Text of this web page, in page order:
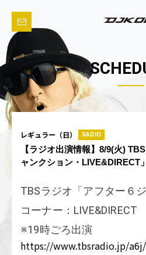
レギュラー（日）
RADIO
【ラジオ出演情報】8/9(火)
ャンクション・LIVE&DIRECT
TBSラジオ「アフター６
コーナー：LIVE&DIRECT
※19時ごろ出演
https://www.tbsradio.jp/a6j/